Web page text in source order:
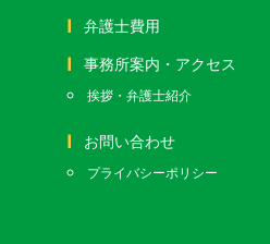
弁護士費用
事務所案内・アクセス
挨拶・弁護士紹介
お問い合わせ
プライバシーポリシー